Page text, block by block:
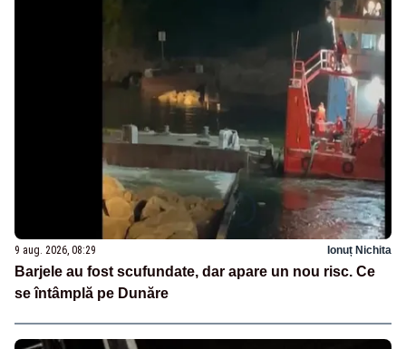
9 aug. 2026, 08:29 Ionuț Nichita
Barjele au fost scufundate, dar apare un nou risc. Ce
se întâmplă pe Dunăre